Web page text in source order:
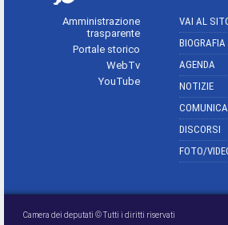
Amministrazione
trasparente
Portale storico
WebTv
YouTube
VAI AL
BIOGRAFIA
AGENDA
NOTIZIE
DISCORSI
FOTO/
Camera dei deputati © Tutti i diritti riservati